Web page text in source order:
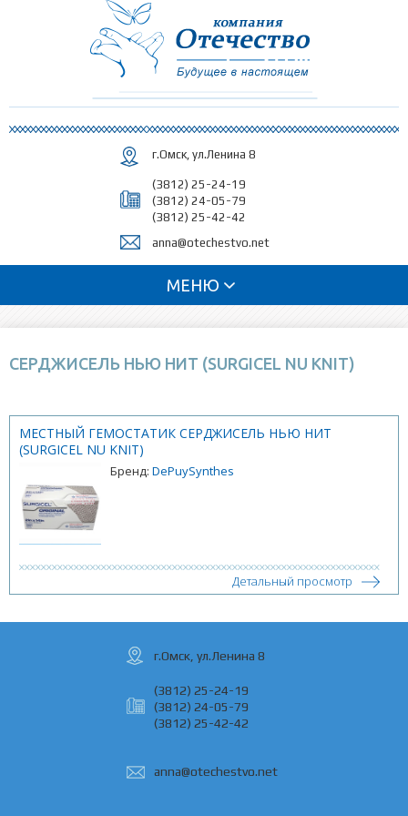
Перейти к
основному
содержанию
г.Омск, ул.Ленина 8
(3812) 25-24-19
(3812) 24-05-79
(3812) 25-42-42
anna@otechestvo.net
МЕНЮ
СЕРДЖИСЕЛЬ НЬЮ НИТ (SURGICEL NU KNIT)
МЕСТНЫЙ ГЕМОСТАТИК СЕРДЖИСЕЛЬ НЬЮ НИТ
(SURGICEL NU KNIT)
Бренд: DePuySynthes
Детальный просмотр
г.Омск, ул.Ленина 8
(3812) 25-24-19
(3812) 24-05-79
(3812) 25-42-42
anna@otechestvo.net